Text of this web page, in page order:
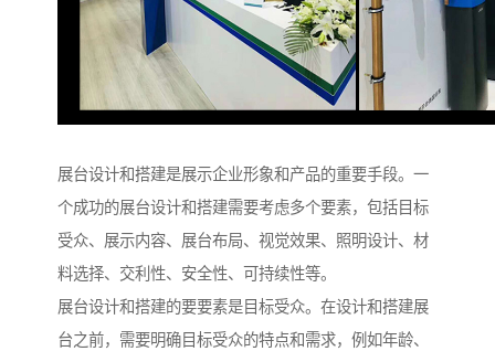
展台设计和搭建是展示企业形象和产品的重要手段。一
个成功的展台设计和搭建需要考虑多个要素，包括目标
受众、展示内容、展台布局、视觉效果、照明设计、材
料选择、交利性、安全性、可持续性等。
展台设计和搭建的要要素是目标受众。在设计和搭建展
台之前，需要明确目标受众的特点和需求，例如年龄、